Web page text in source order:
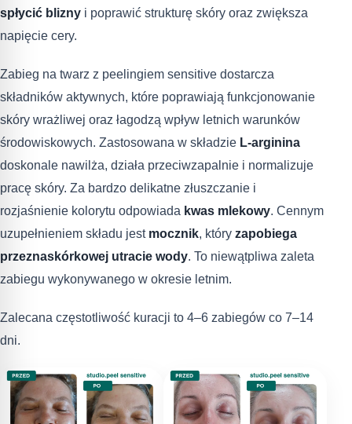
spłycić blizny i poprawić strukturę skóry oraz zwiększa
napięcie cery.
Zabieg na twarz z peelingiem sensitive dostarcza
składników aktywnych, które poprawiają funkcjonowanie
skóry wrażliwej oraz łagodzą wpływ letnich warunków
środowiskowych. Zastosowana w składzie L-arginina
doskonale nawilża, działa przeciwzapalnie i normalizuje
pracę skóry. Za bardzo delikatne złuszczanie i
rozjaśnienie kolorytu odpowiada kwas mlekowy. Cennym
uzupełnieniem składu jest mocznik, który zapobiega
przeznaskórkowej utracie wody. To niewątpliwa zaleta
zabiegu wykonywanego w okresie letnim.
Zalecana częstotliwość kuracji to 4–6 zabiegów co 7–14
dni.